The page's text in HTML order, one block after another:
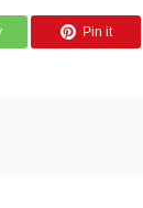
Pin it